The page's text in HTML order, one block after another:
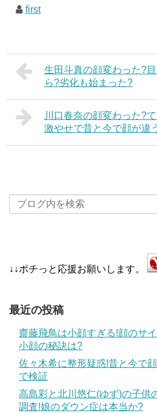
first
生田斗真の顔変わった?
ら?劣化も始まった?
川口春奈の顔変わった?
激やせで昔と今で顔が違
↓↓ポチっと応援お願いします。
最近の投稿
齋藤飛鳥は小顔すぎる!顔のサ
小顔の秘訣は?
佐々木希に整形疑惑!昔と今で
で検証
高島彩と北川悠仁(ゆず)の子供
調査!娘のダウン症は本当か?